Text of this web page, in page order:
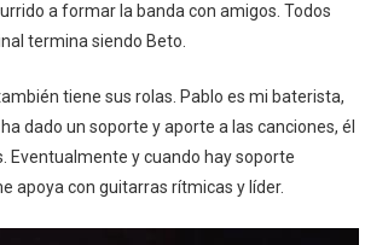
a formar la banda con amigos. Todos
termina siendo Beto.
tiene sus rolas. Pablo es mi baterista,
dado un soporte y aporte a las canciones, él
Eventualmente y cuando hay soporte
apoya con guitarras rítmicas y líder.